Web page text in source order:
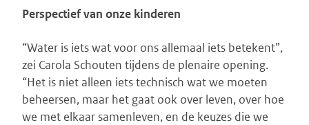
Perspectief van onze kinderen
“Water is iets wat voor ons allemaal iets betekent”,
zei Carola Schouten tijdens de plenaire opening.
“Het is niet alleen iets technisch wat we moeten
beheersen, maar het gaat ook over leven, over hoe
we met elkaar samenleven, en de keuzes die we